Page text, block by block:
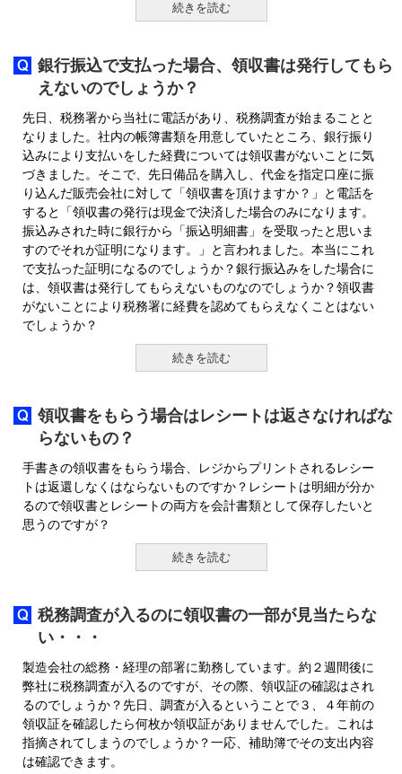
続きを読む
銀行振込で支払った場合、領収書は発行してもら
えないのでしょうか？
先日、税務署から当社に電話があり、税務調査が始まることと
なりました。社内の帳簿書類を用意していたところ、銀行振り
込みにより支払いをした経費については領収書がないことに気
づきました。そこで、先日備品を購入し、代金を指定口座に振
り込んだ販売会社に対して「領収書を頂けますか？」と電話を
すると「領収書の発行は現金で決済した場合のみになります。
振込みされた時に銀行から「振込明細書」を受取ったと思いま
すのでそれが証明になります。」と言われました。本当にこれ
で支払った証明になるのでしょうか？銀行振込みをした場合に
は、領収書は発行してもらえないものなのでしょうか？領収書
がないことにより税務署に経費を認めてもらえなくことはない
でしょうか？
続きを読む
領収書をもらう場合はレシートは返さなければな
らないもの？
手書きの領収書をもらう場合、レジからプリントされるレシー
トは返還しなくはならないものですか？レシートは明細が分か
るので領収書とレシートの両方を会計書類として保存したいと
思うのですが？
続きを読む
税務調査が入るのに領収書の一部が見当たらな
い・・・
製造会社の総務・経理の部署に勤務しています。約２週間後に
弊社に税務調査が入るのですが、その際、領収証の確認はされ
るのでしょうか？先日、調査が入るということで３、４年前の
領収証を確認したら何枚か領収証がありませんでした。これは
指摘されてしまうのでしょうか？一応、補助簿でその支出内容
は確認できます。